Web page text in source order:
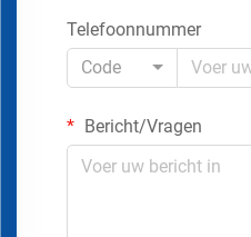
Telefoonnummer
Code
Bericht/Vragen